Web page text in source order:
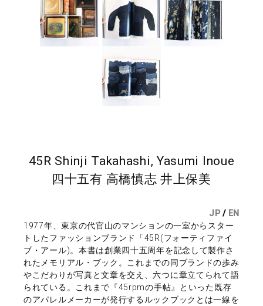
45R Shinji Takahashi, Yasumi Inoue
四十五有 高橋慎志 井上保美
JP / EN
1977年、東京の代官山のマンションの一室からスター
トしたファッションブランド「45R(フォーティファイ
ブ・アール)。本書は創業四十五周年を記念して製作さ
れたメモリアル・ブック。これまでの同ブランドの歩み
やこだわりが写真と文章を交え、六つに章立てられて語
られている。これまで『45rpmの手帖』といった既存
のアパレルメーカーが発行するルックブックとは一線を